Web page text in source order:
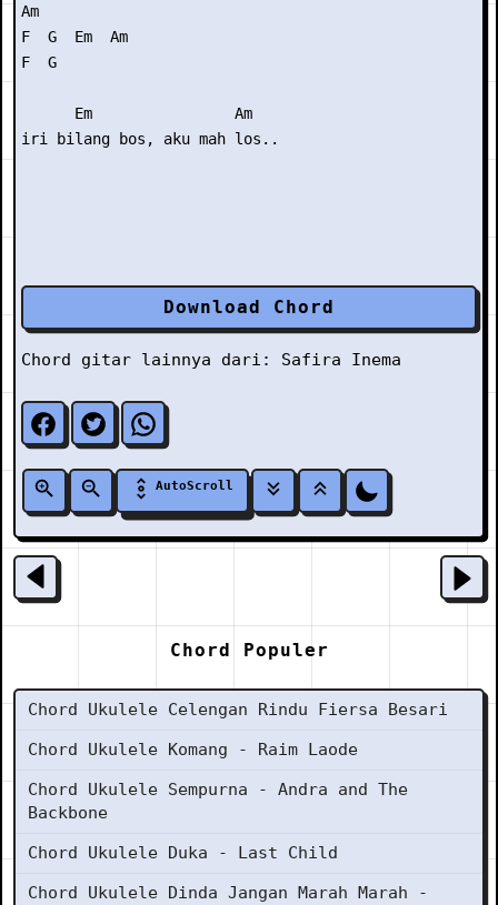
Am
F  G  Em  Am
F  G
      Em                Am
Download Chord
Chord gitar lainnya dari: Safira Inema
AutoScroll
Chord Populer
Chord Ukulele Celengan Rindu Fiersa Besari
Chord Ukulele Komang - Raim Laode
Chord Ukulele Sempurna - Andra and The
Backbone
Chord Ukulele Duka - Last Child
Chord Ukulele Dinda Jangan Marah Marah -